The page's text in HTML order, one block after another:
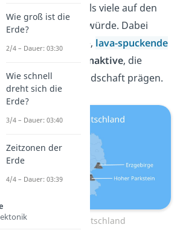
, als vieleauf den
Blick vermuten würde. Dabei
es nicht um aktive, lava-spuckende
inaktive, die
vor allem die Landschaft prägen.
Vulkane in Deutschland
Wie groß ist die
Erde?
2/4 – Dauer: 03:30
Wie schnell
dreht sich die
Erde?
3/4 – Dauer: 03:40
Zeitzonen der
Erde
4/4 – Dauer: 03:39